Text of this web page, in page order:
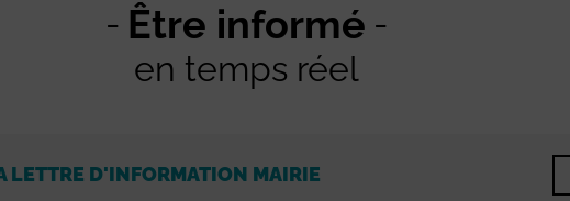
Être informé
en temps réel
LETTRE D'INFORMATION MAIRIE